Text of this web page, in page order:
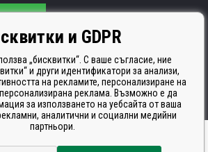
е сертифициран
solutionsBINARGON.cz
и GDPR
„бисквитки“. С ваше съгласие, ние
и други идентификатори за анализи,
на рекламите, персонализиране на
реклама. Възможно е да
за използването на уебсайта от ваша
аналитични и социални медийни
партньори.